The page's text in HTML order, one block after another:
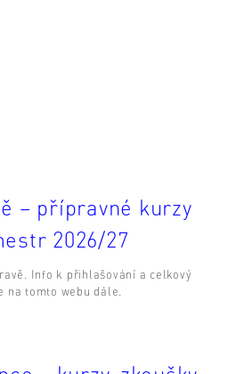
– přípravné kurzy
2026/27
Info k přihlašování a celkový
na tomto webu dále.